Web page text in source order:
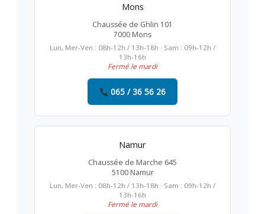
Mons
Chaussée de Ghlin 101
7000 Mons
Lun, Mer-Ven : 08h-12h / 13h-18h · Sam : 09h-12h /
13h-16h
Fermé le mardi
065 / 36 56 26
Namur
Chaussée de Marche 645
5100 Namur
Lun, Mer-Ven : 08h-12h / 13h-18h · Sam : 09h-12h /
13h-16h
Fermé le mardi